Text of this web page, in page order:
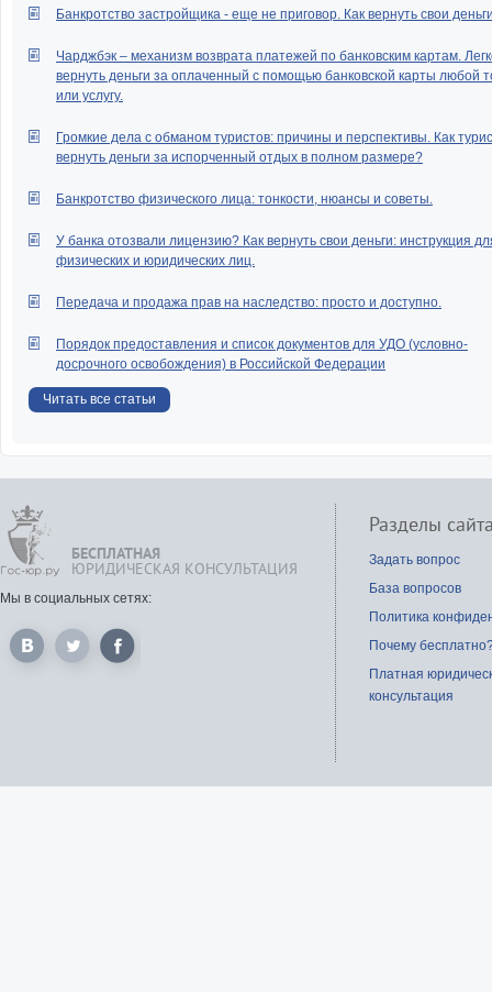
Банкротство застройщика - еще не приговор. Как вернуть свои
Чарджбэк – механизм возврата платежей по банковским картам.
вернуть деньги за оплаченный с помощью банковской карты любой
или услугу.
Громкие дела с обманом туристов: причины и перспективы. Как
вернуть деньги за испорченный отдых в полном размере?
Банкротство физического лица: тонкости, нюансы и советы.
У банка отозвали лицензию? Как вернуть свои деньги: инструкция
физических и юридических лиц.
Передача и продажа прав на наследство: просто и доступно.
Порядок предоставления и список документов для УДО (условно-
досрочного освобождения) в Российской Федерации
Читать все статьи
БЕСПЛАТНАЯ
ЮРИДИЧЕСКАЯ КОНСУЛЬТАЦИЯ
Мы в социальных сетях:
Разделы
Задать вопрос
База вопросов
Политика
Почему
Платная
консультация